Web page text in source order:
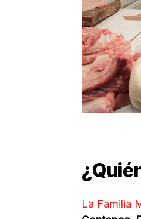
La Familia